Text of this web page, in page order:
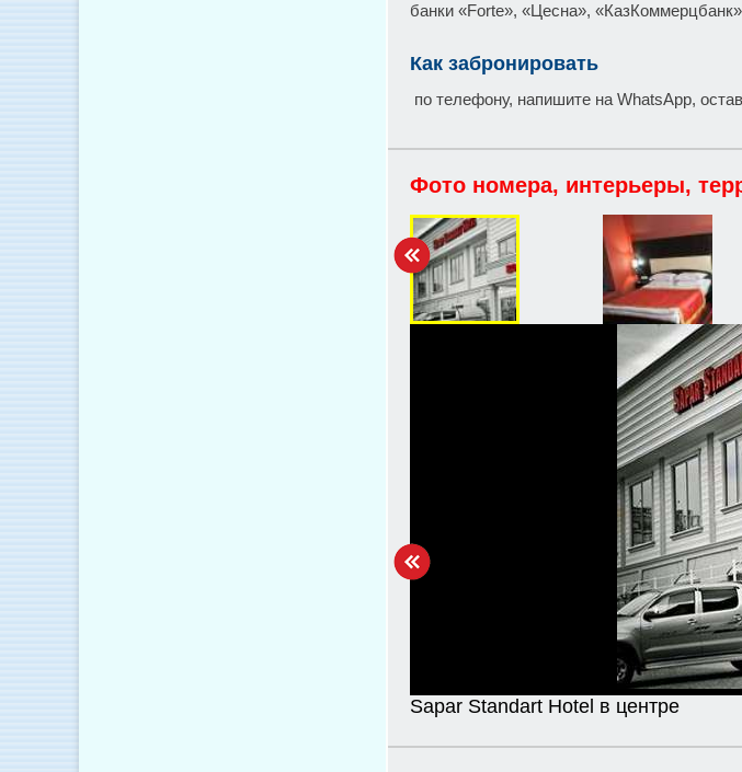
банки «Forte», «Цесна»,
Как забронировать
по телефону, напишите на WhatsApp,
Фото номера, интерьеры,
Sapar Standart Hotel в центре